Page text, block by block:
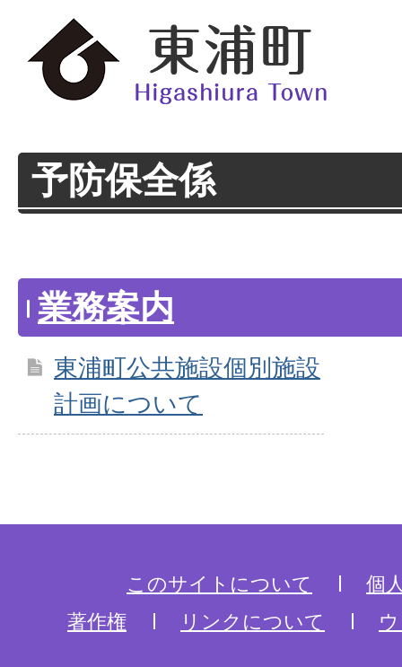
予防保全係
業務案内
東浦町公共施設個別施設
計画について
このサイトについて
個
著作権
リンクについて